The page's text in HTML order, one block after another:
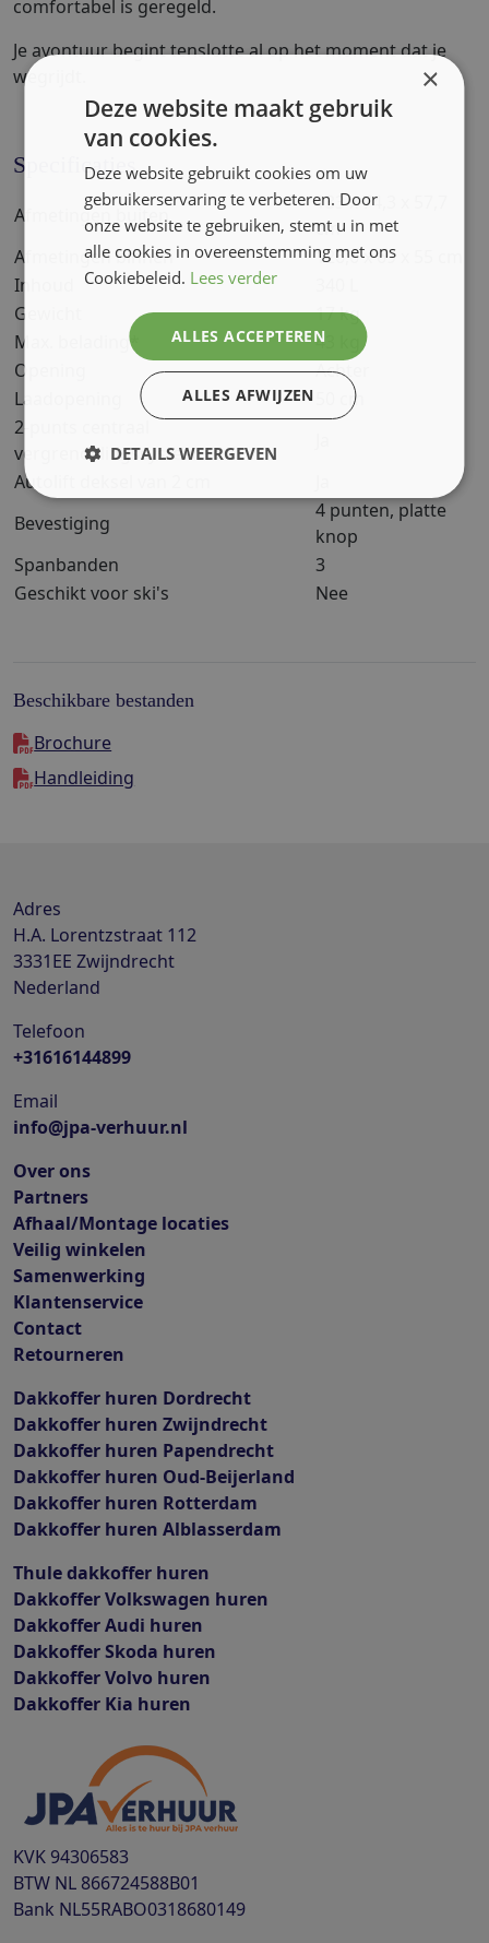
comfortabel is geregeld.
Je avontuur begint tenslotte al op het moment dat je
wegrijdt.
Specificaties
Afmetingen buiten
133 x 74,3 x 57,7
cm
Afmetingen binnen
126,6 x 69 x 55 cm
Inhoud
Gewicht
17 kg
Max. belading*
43 kg
Opening
Achter
Laadopening
50 cm
2-punts centraal
vergrendelingssysteem
Autolift deksel van 2 cm
Bevestiging
4 punten, platte
knop
Spanbanden
3
Geschikt voor ski's
Nee
Beschikbare bestanden
Brochure
Handleiding
Adres
H.A. Lorentzstraat 112
3331EE Zwijndrecht
Nederland
Telefoon
+31616144899
Email
info@jpa-verhuur.nl
Over ons
Partners
Afhaal/Montage locaties
Veilig winkelen
Samenwerking
Klantenservice
Contact
Retourneren
Dakkoffer huren Dordrecht
Dakkoffer huren Zwijndrecht
Dakkoffer huren Papendrecht
Dakkoffer huren Oud-Beijerland
Dakkoffer huren Rotterdam
Dakkoffer huren Alblasserdam
Thule dakkoffer huren
Dakkoffer Volkswagen huren
Dakkoffer Audi huren
Dakkoffer Skoda huren
Dakkoffer Volvo huren
Dakkoffer Kia huren
KVK 94306583
BTW NL 866724588B01
Bank NL55RABO0318680149
×
Deze website maakt gebruik
van cookies.
Deze website gebruikt cookies om uw
gebruikerservaring te verbeteren. Door
onze website te gebruiken, stemt u in met
alle cookies in overeenstemming met ons
Cookiebeleid. Lees verder
ALLES ACCEPTEREN
ALLES AFWIJZEN
DETAILS WEERGEVEN